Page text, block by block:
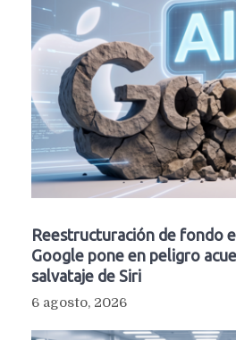
Reestructuración de fondo
Google pone en peligro
salvataje de Siri
6 agosto, 2026